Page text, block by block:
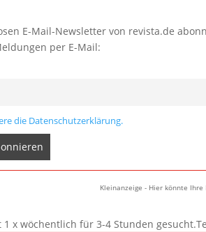
E-Mail-Newsletter von revista.de
per E-Mail:
die Datenschutzerklärung.
Kleinanzeige - Hier könnte
x wöchentlich für 3-4 Stunden